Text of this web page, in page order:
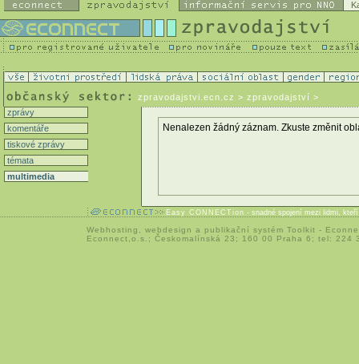
zpravodajstvi.ecn.cz > zpravodajství >
zprávy
komentáře
tiskové zprávy
témata
multimedia
Nenalezen žádný záznam. Zkuste změnit
Easy CONNECTion - snadné spojení mezi lidmi,
Webhosting webdesign a publikační systém Toolkit -
Econnect,o.s.; Českomalínská 23; 160 00 Praha 6; tel: 224